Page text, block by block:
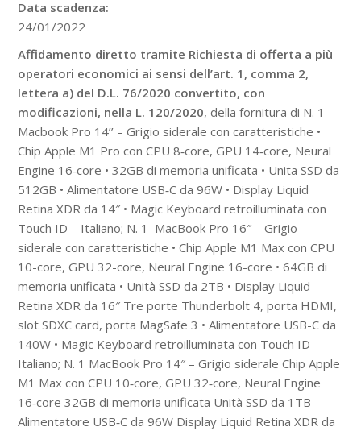
Data scadenza:
24/01/2022
Affidamento diretto tramite Richiesta di offerta a più
operatori economici ai sensi dell’art. 1, comma 2,
lettera a) del D.L. 76/2020 convertito, con
modificazioni, nella L. 120/2020, della fornitura di N. 1
Macbook Pro 14’’ – Grigio siderale con caratteristiche •
Chip Apple M1 Pro con CPU 8‑core, GPU 14‑core, Neural
Engine 16‑core • 32GB di memoria unificata • Unita SSD da
512GB • Alimentatore USB‑C da 96W • Display Liquid
Retina XDR da 14″ • Magic Keyboard retroilluminata con
Touch ID – Italiano; N. 1 MacBook Pro 16″ – Grigio
siderale con caratteristiche • Chip Apple M1 Max con CPU
10-core, GPU 32-core, Neural Engine 16-core • 64GB di
memoria unificata • Unità SSD da 2TB • Display Liquid
Retina XDR da 16″ Tre porte Thunderbolt 4, porta HDMI,
slot SDXC card, porta MagSafe 3 • Alimentatore USB-C da
140W • Magic Keyboard retroilluminata con Touch ID –
Italiano; N. 1 MacBook Pro 14″ – Grigio siderale Chip Apple
M1 Max con CPU 10‑core, GPU 32‑core, Neural Engine
16‑core 32GB di memoria unificata Unità SSD da 1TB
Alimentatore USB‑C da 96W Display Liquid Retina XDR da